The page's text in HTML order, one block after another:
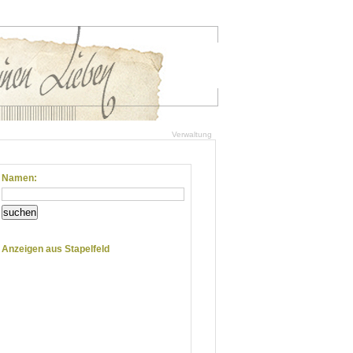
Verwaltung
Namen:
suchen
Anzeigen aus Stapelfeld